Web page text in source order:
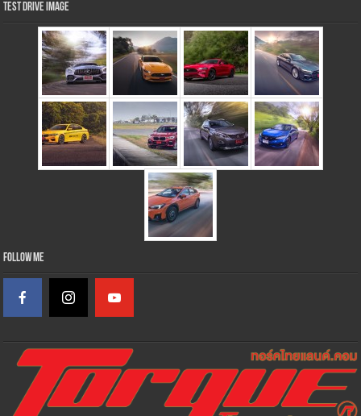
Test Drive Image
Follow Me